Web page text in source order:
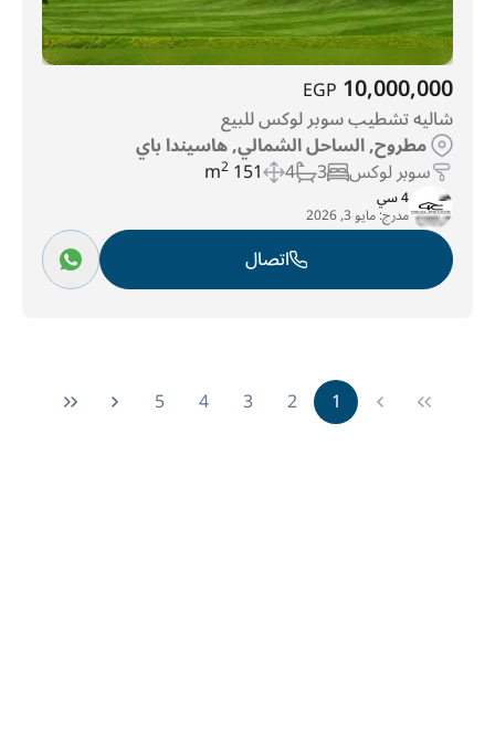
10,000,000
EGP
شاليه تشطيب سوبر لوكس للبيع
مطروح, الساحل الشمالي, هاسيندا باي
سوبر لوكس 3
4
151 m
2
4 سي
مدرج:مايو 3, 2026
اتصال
1
2
3
4
5